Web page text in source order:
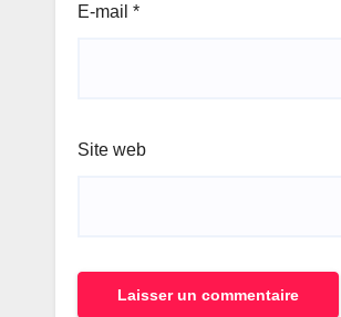
E-mail *
Site web